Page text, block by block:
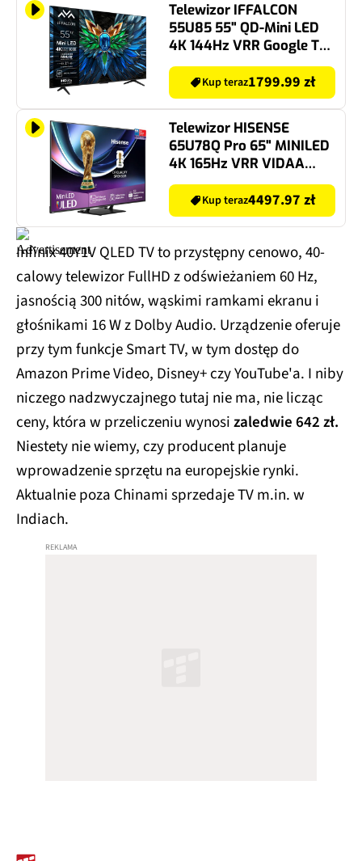
Telewizor IFFALCON
55U85 55" QD-Mini LED
4K 144Hz VRR Google TV
Dolby Vision Dolby
Atmos HDMI 2.1
Kup teraz1799.99 zł
Telewizor HISENSE
65U78Q Pro 65" MINILED
4K 165Hz VRR VIDAA
Dolby Vision Dolby
Atmos HDMI 2.1
Kup teraz4497.97 zł
Infinix 40Y1V QLED TV to przystępny cenowo, 40-
calowy telewizor FullHD z odświeżaniem 60 Hz,
jasnością 300 nitów, wąskimi ramkami ekranu i
głośnikami 16 W z Dolby Audio. Urządzenie oferuje
przy tym funkcje Smart TV, w tym dostęp do
Amazon Prime Video, Disney+ czy YouTube'a. I niby
niczego nadzwyczajnego tutaj nie ma, nie licząc
ceny, która w przeliczeniu wynosizaledwie 642 zł.
Niestety nie wiemy, czy producent planuje
wprowadzenie sprzętu na europejskie rynki.
Aktualnie poza Chinami sprzedaje TV m.in. w
Indiach.